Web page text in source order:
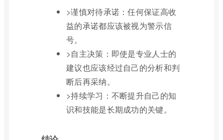
>谨慎对待承诺：任何保证高收
益的承诺都应该被视为警示信
号。
>自主决策：即使是专业人士的
建议也应该经过自己的分析和判
断后再采纳。
>持续学习：不断提升自己的知
识和技能是长期成功的关键。